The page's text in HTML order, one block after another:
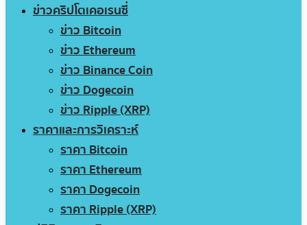
ข่าวคริปโตเคอเรนซี่
ข่าว Bitcoin
ข่าว Ethereum
ข่าว Binance Coin
ข่าว Dogecoin
ข่าว Ripple (XRP)
ราคาและการวิเคราะห์
ราคา Bitcoin
ราคา Ethereum
ราคา Dogecoin
ราคา Ripple (XRP)